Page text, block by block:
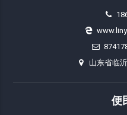
山东省临
便